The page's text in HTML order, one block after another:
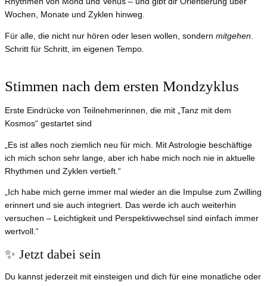
Wochen, Monate und Zyklen hinweg.
Für alle, die nicht nur hören oder lesen wollen, sondern mitgehen
Schritt für Schritt, im eigenen Tempo.
Stimmen nach dem ersten Mondzyklus
Erste Eindrücke von Teilnehmerinnen, die mit „Tanz mit dem
Kosmos“ gestartet sind
„Es ist alles noch ziemlich neu für mich. Mit Astrologie beschäftige
ich mich schon sehr lange, aber ich habe mich noch nie in aktuelle
Rhythmen und Zyklen vertieft.“
„Ich habe mich gerne immer mal wieder an die Impulse zum Zwilling
erinnert und sie auch integriert. Das werde ich auch weiterhin
versuchen – Leichtigkeit und Perspektivwechsel sind einfach immer
wertvoll.“
✨ Jetzt dabei sein
Du kannst jederzeit mit einsteigen und dich für eine monatliche oder